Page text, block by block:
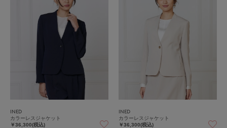
INED
カラーレスジャケット
￥36,300(税込)
INED
カラーレスジャケット
￥36,300(税込)